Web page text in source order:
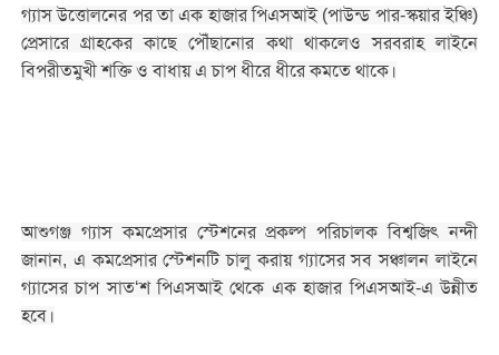
গ্যাস উত্তোলনের পর তা এক হাজার পিএসআই (পাউন্ড পার-স্কয়ার ইঞ্চি)
প্রেসারে গ্রাহকের কাছে পৌঁছানোর কথা থাকলেও সরবরাহ লাইনে
বিপরীতমুখী শক্তি ও বাধায় এ চাপ ধীরে ধীরে কমতে থাকে।
আশুগঞ্জ গ্যাস কমপ্রেসার স্টেশনের প্রকল্প পরিচালক বিশ্বজিৎ নন্দী
জানান, এ কমপ্রেসার স্টেশনটি চালু করায় গ্যাসের সব সঞ্চালন লাইনে
গ্যাসের চাপ সাত‘শ পিএসআই থেকে এক হাজার পিএসআই-এ উন্নীত
হবে।